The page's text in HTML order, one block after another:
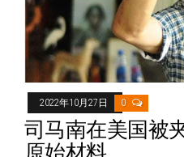
2022年10月27日 0
司马南在美国被
原始材料